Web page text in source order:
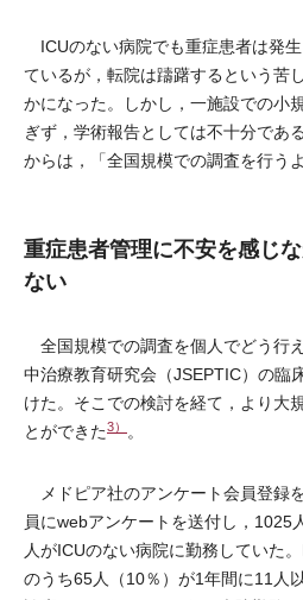
ICUのない病院でも重症患者は発
ているが，転院は躊躇するという苦
かになった。しかし，一施設での小
ぎず，学術報告としては不十分であ
からは，「全国規模での調査を行う
重症患者管理に不安を感じ
ない
全国規模での調査を個人でどう行
中治療教育研究会（JSEPTIC）の臨
けた。そこでの検討を経て，より大
とができた3） 。
メドピア社のアンケート会員登録
員にwebアンケートを送付し，1025
人がICUのない病院に勤務していた
のうち65人（10％）が1年間に11人